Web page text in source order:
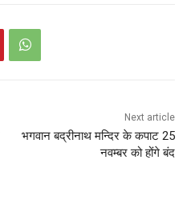
Next article
भगवान बद्रीनाथ मन्दिर के कपाट 25
नवम्बर को होंगे बंद